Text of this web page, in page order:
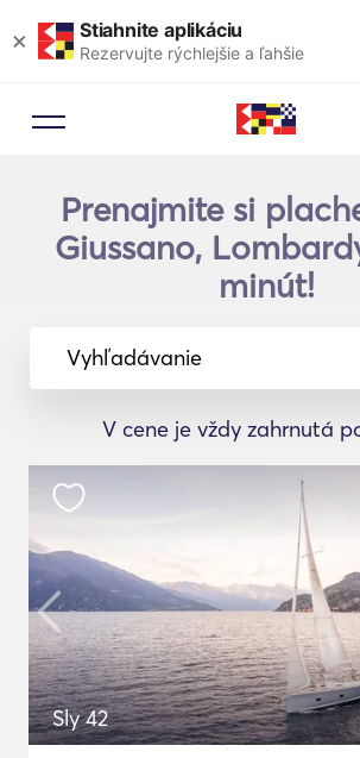
× Stiahnite aplikáciu
Rezervujte rýchlejšie a ľahšie
Prenajmite si
Giussano,
minút!
Vyhľadávanie
V cene je vždy zahrnutá
Sly 42